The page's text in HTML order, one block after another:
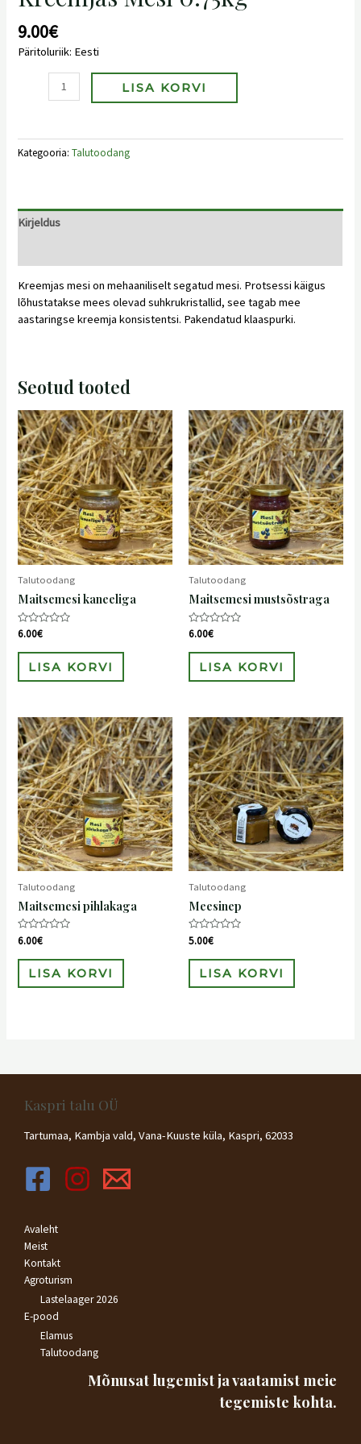
9.00€
Päritoluriik: Eesti
Kreemjas
LISA KORVI
Kategooria:Talutoodang
Kirjeldus
Kreemjas mesi on mehaaniliselt segatud mesi. Protsessi käigus
lõhustatakse mees olevad suhkrukristallid, see tagab mee
aastaringse kreemja konsistentsi. Pakendatud klaaspurki.
Seotud tooted
Talutoodang
Maitsemesi kaneeliga
Hinnanguga
/
6.00€
LISA KORVI
Talutoodang
Maitsemesi mustsõstraga
Hinnanguga
/
6.00€
LISA KORVI
Talutoodang
Maitsemesi pihlakaga
Hinnanguga
0
/
6.00€
LISA KORVI
Talutoodang
Meesinep
Hinnanguga
0
/
5.00€
LISA KORVI
Kaspri talu OÜ
Tartumaa, Kambja vald, Vana-Kuuste küla, Kaspri, 62033
Avaleht
Meist
Kontakt
Agroturism
Lastelaager 2026
E-pood
Elamus
Talutoodang
Mõnusat lugemist ja vaatamist meie
tegemiste kohta.